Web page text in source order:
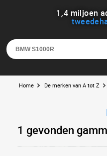
1 ,4 miljoen
Home De merken van A tot Z
1 gevonden